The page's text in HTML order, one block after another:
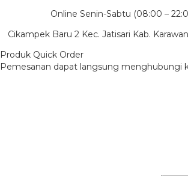
Online Senin-Sabtu (08:00 –
Cikampek Baru 2 Kec. Jatisari Kab.
Produk Quick Order
Pemesanan dapat langsung menghubungi